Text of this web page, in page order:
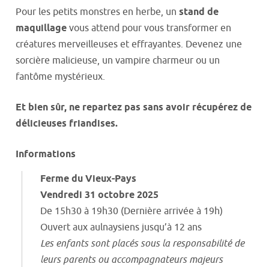
Pour les petits monstres en herbe, un stand de
maquillage vous attend pour vous transformer en
créatures merveilleuses et effrayantes. Devenez une
sorcière malicieuse, un vampire charmeur ou un
fantôme mystérieux.
Et bien sûr, ne repartez pas sans avoir récupérez de
délicieuses friandises.
Informations
Ferme du Vieux-Pays
Vendredi 31 octobre 2025
De 15h30 à 19h30 (Dernière arrivée à 19h)
Ouvert aux aulnaysiens jusqu’à 12 ans
Les enfants sont placés sous la responsabilité de
leurs parents ou accompagnateurs majeurs